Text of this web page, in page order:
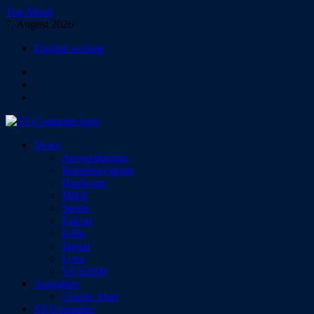
Zum
Inhalt
Top-Menü
7. August 2026
English website
ST-Computer
Das Magazin für Atari-Computer und -Konsolen
News
Anwendungen
Betriebssysteme
Hardware
MIDI
Spiele
Falcon
8-Bit
Jaguar
Lynx
VCS2600
Ausgaben
Classic Atari
ST-Computer